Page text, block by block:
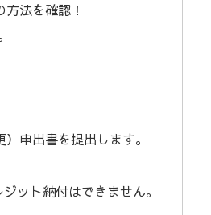
法を確認！
申出書を提出します。
ット納付はできません。